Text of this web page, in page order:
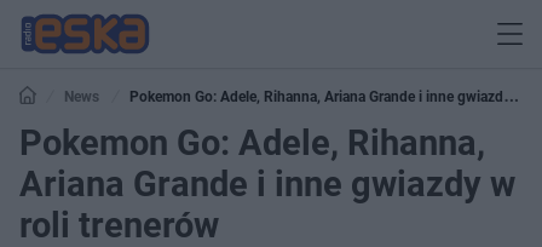
News
Pokemon Go: Adele, Rihanna, Ariana Grande i inne gwiazdy w
roli trenerów
Pokemon Go: Adele, Rihanna,
Ariana Grande i inne gwiazdy w
roli trenerów